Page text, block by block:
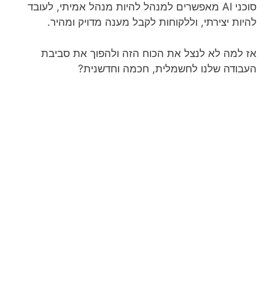
סוכני AI מאפשרים למנהל להיות מנהל אמיתי, לעובד
להיות יצירתי, וללקוחות לקבל מענה מדויק ומהיר.
אז למה לא לנצל את הכוח הזה ולהפוך את סביבת
העבודה שלנו לחשמלית, חכמה וחדשנית?